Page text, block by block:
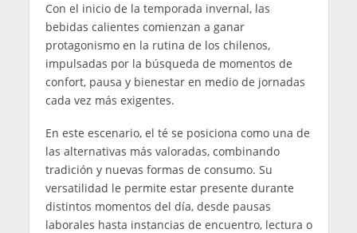
Con el inicio de la temporada invernal, las
bebidas calientes comienzan a ganar
protagonismo en la rutina de los chilenos,
impulsadas por la búsqueda de momentos de
confort, pausa y bienestar en medio de jornadas
cada vez más exigentes.
En este escenario, el té se posiciona como una de
las alternativas más valoradas, combinando
tradición y nuevas formas de consumo. Su
versatilidad le permite estar presente durante
distintos momentos del día, desde pausas
laborales hasta instancias de encuentro, lectura o